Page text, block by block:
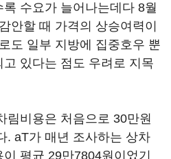
수요가 늘어나는데다 8월
안할 때 가격의 상승여력이
도 일부 지방에 집중호우 뿐
있다는 점도 우려로 지목
림비용은 처음으로 30만원
. aT가 매년 조사하는 상차
평균 29만7804원이었기